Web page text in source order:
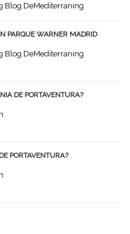
Blog.DeMediterraning
PARQUE WARNER MADRID
Blog.DeMediterraning
DE PORTAVENTURA?
PORTAVENTURA?